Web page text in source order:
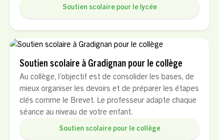
Soutien scolaire pour le lycée
Soutien scolaire à Gradignan pour le collège
Au collège, l’objectif est de consolider les bases, de
mieux organiser les devoirs et de préparer les étapes
clés comme le Brevet. Le professeur adapte chaque
séance au niveau de votre enfant.
Soutien scolaire pour le collège